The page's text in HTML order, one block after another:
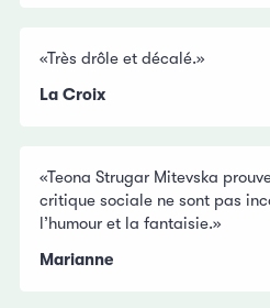
«Très drôle et décalé.»
La Croix
«Teona Strugar Mitevska
critique sociale ne sont pas
l’humour et la fantaisie.»
Marianne